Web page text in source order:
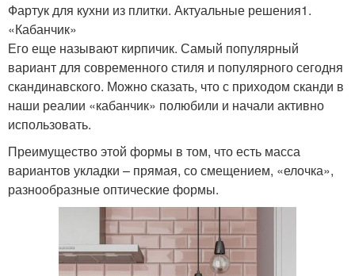
Фартук для кухни из плитки. Актуальные решения1.
«Кабанчик»
Его еще называют кирпичик. Самый популярный
вариант для современного стиля и популярного сегодня
скандинавского. Можно сказать, что с приходом сканди в
наши реалии «кабанчик» полюбили и начали активно
использовать.
Преимущество этой формы в том, что есть масса
вариантов укладки – прямая, со смещением, «елочка»,
разнообразные оптические формы.